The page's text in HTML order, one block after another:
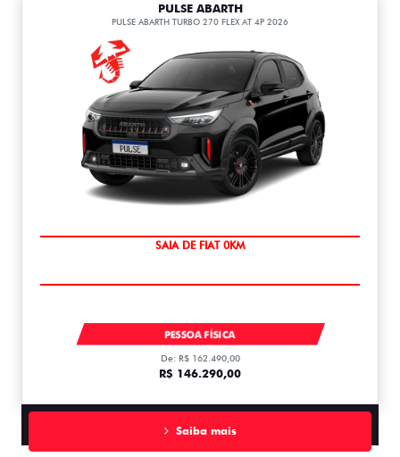
PULSE ABARTH
PULSE ABARTH TURBO 270 FLEX AT 4P 2026
OPORTUNIDADE
PULSE ABARTH TUBO 270 AT FLEX T270
PESSOA FÍSICA
De: R$ 162.490,00
R$ 146.290,00
Saiba mais